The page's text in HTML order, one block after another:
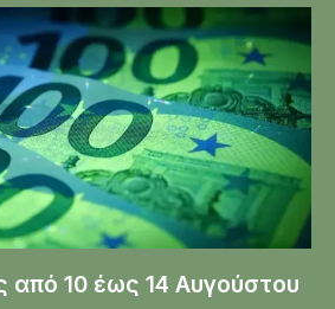
από 10 έως 14 Αυγούστου